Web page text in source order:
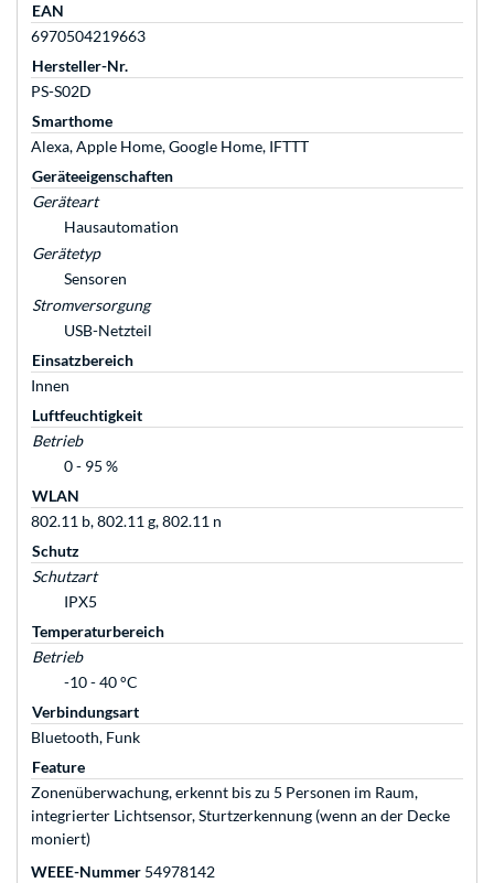
EAN
6970504219663
Hersteller-Nr.
PS-S02D
Smarthome
Alexa, Apple Home, Google Home, IFTTT
Geräteeigenschaften
Geräteart
Hausautomation
Gerätetyp
Sensoren
Stromversorgung
USB-Netzteil
Einsatzbereich
Innen
Luftfeuchtigkeit
Betrieb
0 - 95 %
WLAN
802.11 b, 802.11 g, 802.11 n
Schutz
Schutzart
IPX5
Temperaturbereich
Betrieb
-10 - 40 °C
Verbindungsart
Bluetooth, Funk
Feature
Zonenüberwachung, erkennt bis zu 5 Personen im Raum,
integrierter Lichtsensor, Sturtzerkennung (wenn an der Decke
moniert)
WEEE-Nummer 54978142